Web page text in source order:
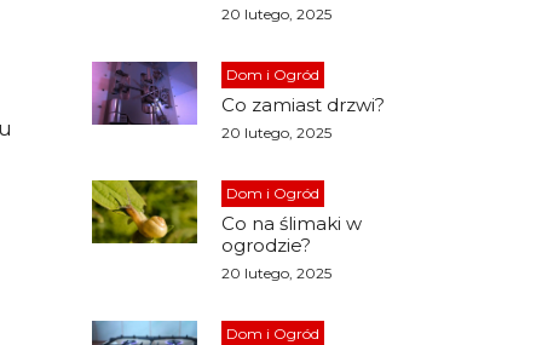
20 lutego, 2025
Dom i Ogród
Co zamiast drzwi?
20 lutego, 2025
Dom i Ogród
Co na ślimaki w
ogrodzie?
20 lutego, 2025
Dom i Ogród